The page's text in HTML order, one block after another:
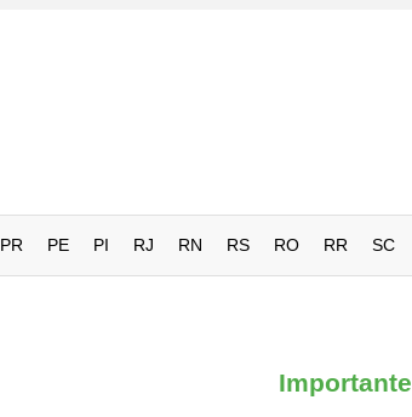
PR PE PI RJ RN RS RO RR SC
Importante